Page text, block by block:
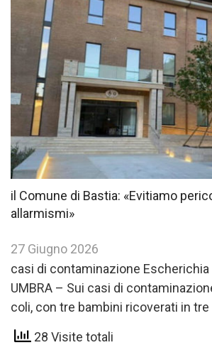
il Comune di Bastia: «Evitiamo
allarmismi»
27 Giugno 2026
casi di contaminazione Escherichia
UMBRA – Sui casi di
coli, con tre bambini ricoverati in
a Firenze,Roma…
28 Visite totali